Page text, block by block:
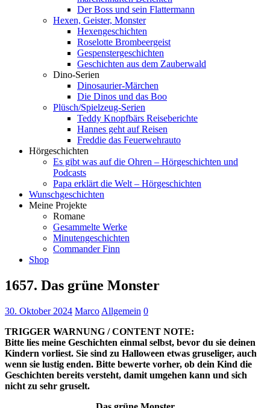
Der Boss und sein Flattermann
Hexen, Geister, Monster
Hexengeschichten
Roselotte Brombeergeist
Gespenstergeschichten
Geschichten aus dem Zauberwald
Dino-Serien
Dinosaurier-Märchen
Die Dinos und das Boo
Plüsch/Spielzeug-Serien
Teddy Knopfbärs Reiseberichte
Hannes geht auf Reisen
Freddie das Feuerwehrauto
Hörgeschichten
Es gibt was auf die Ohren – Hörgeschichten und
Podcasts
Papa erklärt die Welt – Hörgeschichten
Wunschgeschichten
Meine Projekte
Romane
Gesammelte Werke
Minutengeschichten
Commander Finn
Shop
1657. Das grüne Monster
30. Oktober 2024 Marco Allgemein 0
TRIGGER WARNUNG / CONTENT NOTE:
Bitte lies meine Geschichten einmal selbst, bevor du sie deinen
Kindern vorliest. Sie sind zu Halloween etwas gruseliger, auch
wenn sie lustig enden. Bitte bewerte vorher, ob dein Kind die
Geschichten bereits versteht, damit umgehen kann und sich
nicht zu sehr gruselt.